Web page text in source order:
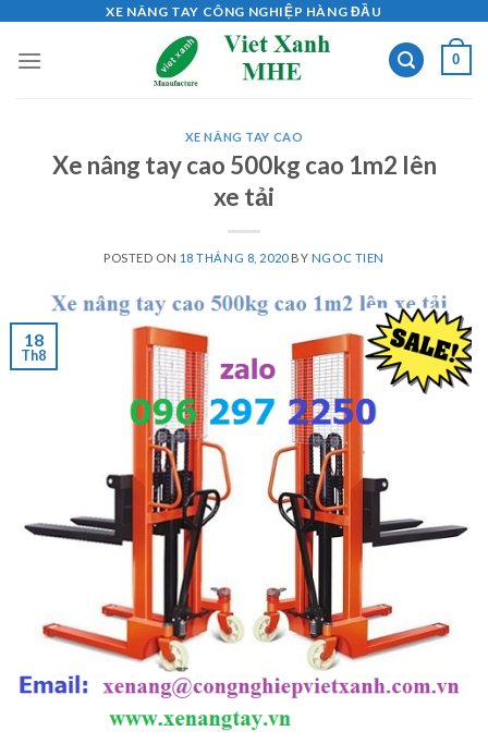
content
XE NÂNG TAY CÔNG NGHIỆP HÀNG ĐẦU
0
XE NÂNG TAY CAO
Xe nâng tay cao 500kg cao 1m2 lên
xe tải
POSTED ON 18 THÁNG 8, 2020BY NGOC TIEN
18
Th8